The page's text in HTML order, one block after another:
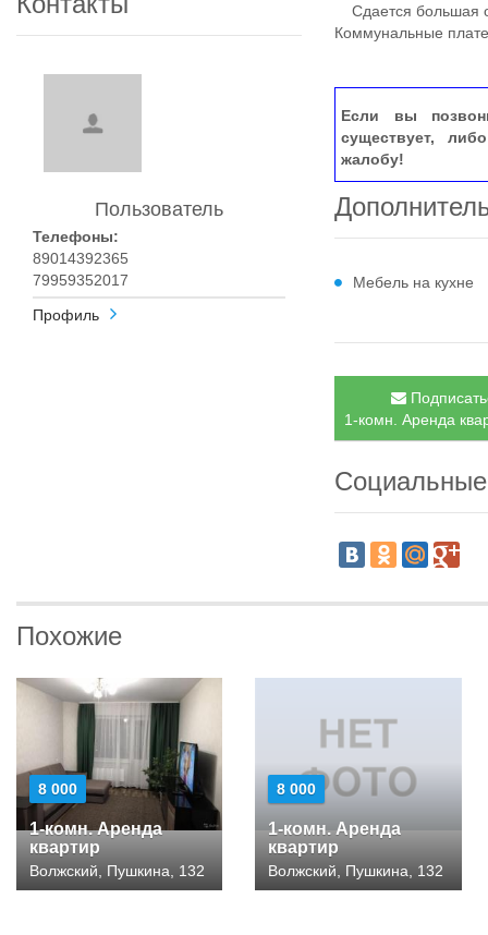
Пользователь
Телефоны:
89014392365
79959352017
Профиль
Cдаетcя большaя
Коммунальные
Если вы
существует,
жалобу!
Мебель на кухне
1-комн. Аренда
Похожие
8 000
1-комн. Аренда
квартир
Волжский, Пушкина, 132
8 000
1-комн. Аренда
квартир
Волжский, Пушкина, 132